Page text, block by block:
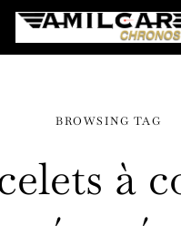
BROWSING TAG
à